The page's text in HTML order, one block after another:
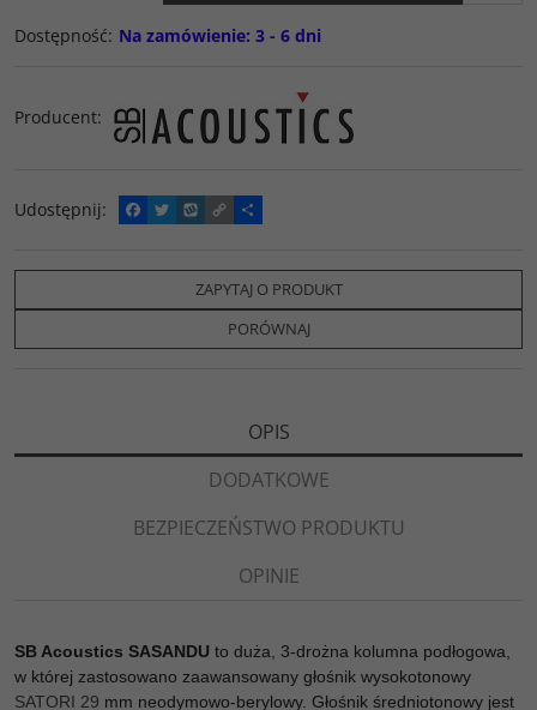
Dostępność: Na zamówienie: 3 - 6 dni
Producent:
Udostępnij:
F
a
e
o
k
T
w
t
e
W
y
o
p
C
o
y
L
i
n
k
P
o
z
i
e
l
s
ZAPYTAJ O PRODUKT
PORÓWNAJ
OPIS
DODATKOWE
BEZPIECZEŃSTWO PRODUKTU
OPINIE
SB Acoustics SASANDU to duża, 3-drożna kolumna podłogowa,
w której zastosowano zaawansowany głośnik wysokotonowy
SATORI 29 mm neodymowo-berylowy. Głośnik średniotonowy jest